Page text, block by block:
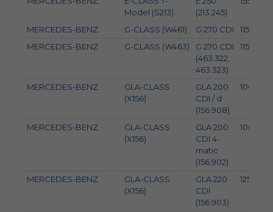
Model (S213)
(213.245)
MERCEDES-BENZ G-CLASS (W461) G 270 CDI 115
MERCEDES-BENZ
G-CLASS (W463)
G 270 CDI
(463.322,
463.323)
115
MERCEDES-BENZ
GLA-CLASS
(X156)
GLA 200
CDI / d
(156.908)
100
MERCEDES-BENZ
GLA-CLASS
(X156)
GLA 200
CDI 4-
matic
(156.902)
100
MERCEDES-BENZ
GLA-CLASS
(X156)
GLA 220
CDI
(156.903)
125